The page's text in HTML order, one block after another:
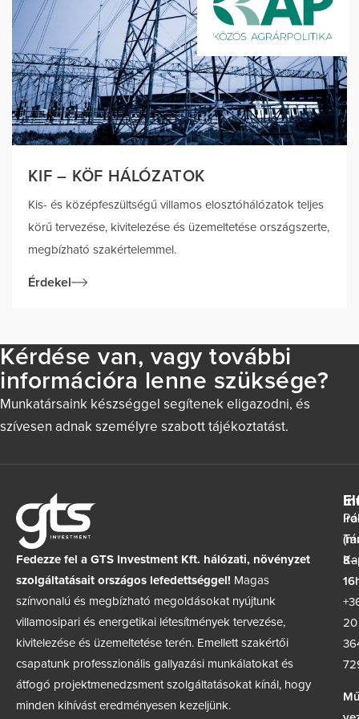
KIF – KÖF HÁLÓZATOK
Kis- és középfeszültségű villamos elosztóhálózatok teljes
körű tervezése, kivitelezése és üzemeltetése országszerte,
megbízható szakértelemmel.
Érdekel
Kérdése van, vagy további
információra lenne szüksége?
Munkatársaink készséggel segítenek eligazodni, és
szívesen adnak személyre szabott tájékoztatást.
Fedezze fel a GTS Investment Kft. hálózati, növényzet
szolgáltatásait országos lefedettséggel! Magas
színvonalú és megbízható megoldásokat nyújtunk
villamosipari és energetikai létesítmények tervezése,
kivitelezése és üzemeltetése terén. Emellett szakértői
csapatunk professzionális gallyazási munkálatokat és
átfogó projektmenedzsment szolgáltatásokat kínál, hogy
minden kihívást eredményesen kezeljünk.
8–
20